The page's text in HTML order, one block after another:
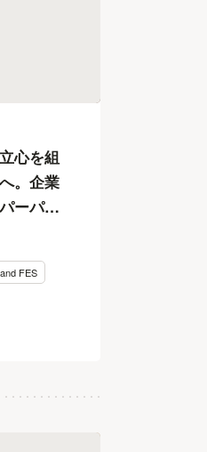
心を組
。企業
ーパ
【行列
と相談
FES